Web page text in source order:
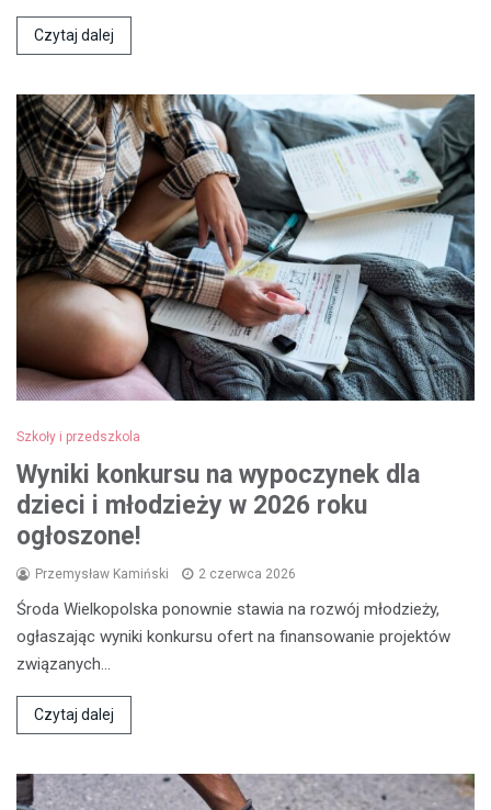
Czytaj dalej
Szkoły i przedszkola
Wyniki konkursu na wypoczynek dla
dzieci i młodzieży w 2026 roku
ogłoszone!
Przemysław Kamiński 2 czerwca 2026
Środa Wielkopolska ponownie stawia na rozwój młodzieży,
ogłaszając wyniki konkursu ofert na finansowanie projektów
związanych…
Czytaj dalej